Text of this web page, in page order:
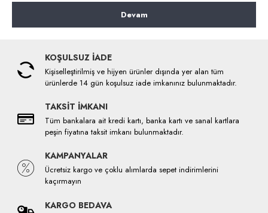
Devam
KOŞULSUZ İADE
Kişiselleştirilmiş ve hijyen ürünler dışında yer alan tüm
ürünlerde 14 gün koşulsuz iade imkanınız bulunmaktadır.
TAKSİT İMKANI
Tüm bankalara ait kredi kartı, banka kartı ve sanal kartlara
peşin fiyatına taksit imkanı bulunmaktadır.
KAMPANYALAR
Ücretsiz kargo ve çoklu alımlarda sepet indirimlerini
kaçırmayın
KARGO BEDAVA